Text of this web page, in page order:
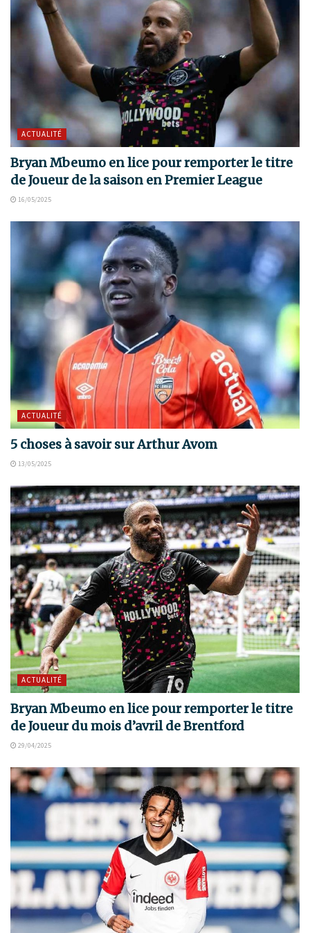
ACTUALITÉ
Bryan Mbeumo en lice pour remporter le titre
de Joueur de la saison en Premier League
16/05/2025
ACTUALITÉ
5 choses à savoir sur Arthur Avom
13/05/2025
ACTUALITÉ
Bryan Mbeumo en lice pour remporter le titre
de Joueur du mois d’avril de Brentford
29/04/2025